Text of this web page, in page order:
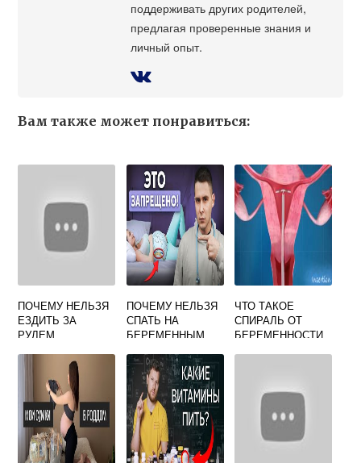
поддерживать других родителей,
предлагая проверенные знания и
личный опыт.
Вам также может понравиться:
ПОЧЕМУ НЕЛЬЗЯ
ЕЗДИТЬ ЗА
РУЛЕМ
ПОЧЕМУ НЕЛЬЗЯ
СПАТЬ НА
БЕРЕМЕННЫМ
ЧТО ТАКОЕ
СПИРАЛЬ ОТ
БЕРЕМЕННОСТИ